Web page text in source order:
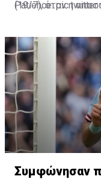
Patience.
(19/7), όταν η
Συμφώνησαν